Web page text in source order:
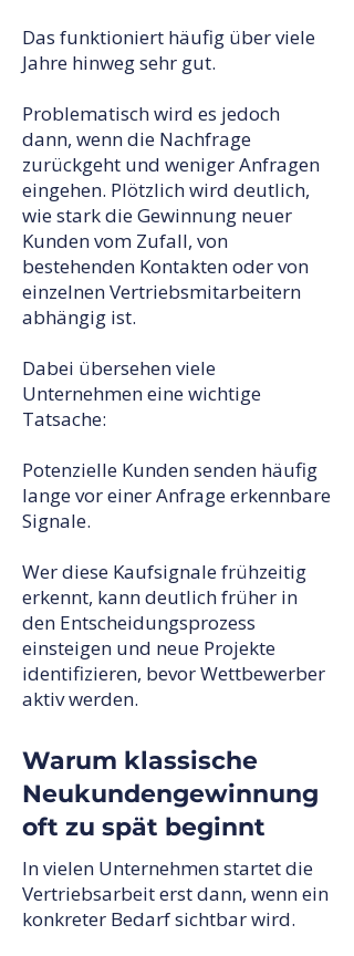
Das funktioniert häufig über viele
Jahre hinweg sehr gut.
Problematisch wird es jedoch
dann, wenn die Nachfrage
zurückgeht und weniger Anfragen
eingehen. Plötzlich wird deutlich,
wie stark die Gewinnung neuer
Kunden vom Zufall, von
bestehenden Kontakten oder von
einzelnen Vertriebsmitarbeitern
abhängig ist.
Dabei übersehen viele
Unternehmen eine wichtige
Tatsache:
Potenzielle Kunden senden häufig
lange vor einer Anfrage erkennbare
Signale.
Wer diese Kaufsignale frühzeitig
erkennt, kann deutlich früher in
den Entscheidungsprozess
einsteigen und neue Projekte
identifizieren, bevor Wettbewerber
aktiv werden.
Warum klassische
Neukundengewinnung
oft zu spät beginnt
In vielen Unternehmen startet die
Vertriebsarbeit erst dann, wenn ein
konkreter Bedarf sichtbar wird.